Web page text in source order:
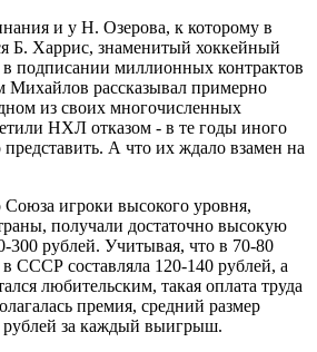
и у Н. Озерова, к которому в
Б. Харрис, знаменитый хоккейный
подписании миллионных контрактов
Михайлов рассказывал примерно
из своих многочисленных
НХЛ отказом - в те годы иного
А что их ждало взамен на
игроки высокого уровня,
получали достаточно высокую
300 рублей. Учитывая, что в 70-80
в СССР составляла 120-140 рублей, а
любительским, такая оплата труда
премия, средний размер
рублей за каждый выигрыш.